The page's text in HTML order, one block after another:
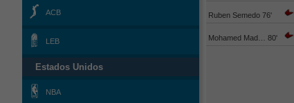
ACB
LEB
Estados Unidos
NBA
Ruben Semedo 76'
Mohamed Mad… 80'